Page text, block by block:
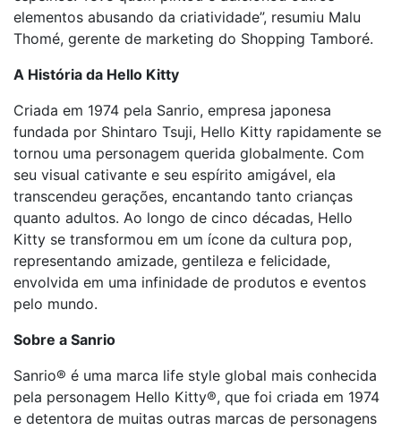
elementos abusando da criatividade”, resumiu Malu
Thomé, gerente de marketing do Shopping Tamboré.
A História da Hello Kitty
Criada em 1974 pela Sanrio, empresa japonesa
fundada por Shintaro Tsuji, Hello Kitty rapidamente se
tornou uma personagem querida globalmente. Com
seu visual cativante e seu espírito amigável, ela
transcendeu gerações, encantando tanto crianças
quanto adultos. Ao longo de cinco décadas, Hello
Kitty se transformou em um ícone da cultura pop,
representando amizade, gentileza e felicidade,
envolvida em uma infinidade de produtos e eventos
pelo mundo.
Sobre a Sanrio
Sanrio® é uma marca life style global mais conhecida
pela personagem Hello Kitty®, que foi criada em 1974
e detentora de muitas outras marcas de personagens